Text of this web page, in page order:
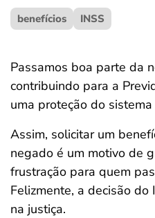
ferramentas
benefícios INSS
Passamos boa parte da
contribuindo para a
uma proteção do
Assim, solicitar um
negado é um motivo de
frustração para quem
Felizmente, a decisão
na justiça.